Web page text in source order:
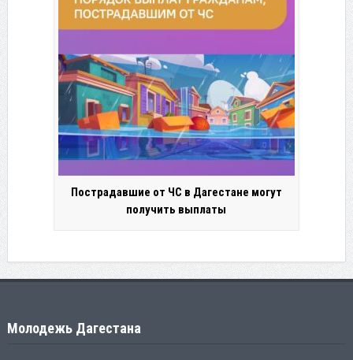
Пострадавшие от ЧС в Дагестане могут
получить выплаты
Молодежь Дагестана